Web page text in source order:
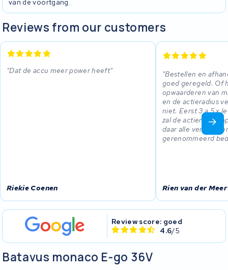
van de voortgang.
Reviews from our customers
Dat de accu meer power heeft
Riekie Coenen
Bestellen en
goed geregeld. Of
opwaarderen van
en de actieradius
niet. Eerst 3 a 5 x
zal de actieradius
daar alle
gerenommeerd
Rien van der Meer
Review score: goed
4.6/5
Batavus monaco E-go 36V